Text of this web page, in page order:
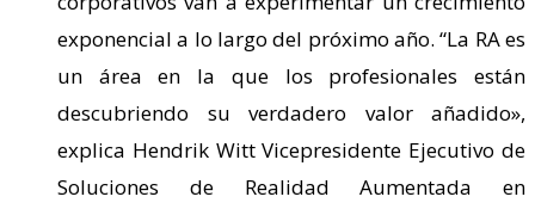
exponencial a lo largo del próximo año. “La RA es
un área en la que los profesionales están
descubriendo su verdadero valor añadido»,
explica Hendrik Witt Vicepresidente Ejecutivo de
Soluciones de Realidad Aumentada en